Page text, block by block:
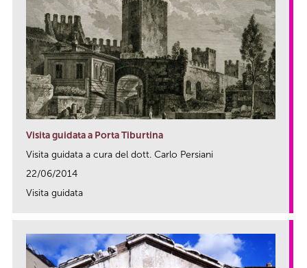
Visita guidata a Porta Tiburtina
Visita guidata a cura del dott. Carlo Persiani
22/06/2014
Visita guidata